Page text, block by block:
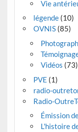
Vie
légende(10)
OVNIS(85)
Vidéos (73)
PVE (1)
radio-
Radio-
Émission
L'histoire